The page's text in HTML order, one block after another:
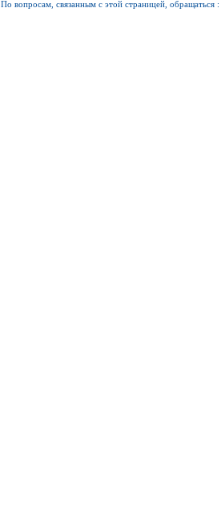
По вопросам, связанным с этой страницей, обращаться :